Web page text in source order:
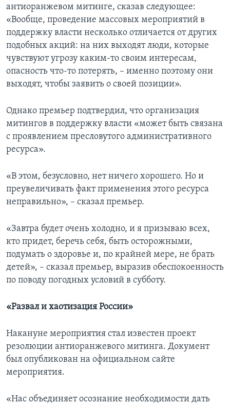
антиоранжевом митинге, сказав следующее:
«Вообще, проведение массовых мероприятий в
поддержку власти несколько отличается от других
подобных акций: на них выходят люди, которые
чувствуют угрозу каким-то своим интересам,
опасность что-то потерять, – именно поэтому они
выходят, чтобы заявить о своей позиции».
Однако премьер подтвердил, что организация
митингов в поддержку власти «может быть связана
с проявлением пресловутого административного
ресурса».
«В этом, безусловно, нет ничего хорошего. Но и
преувеличивать факт применения этого ресурса
неправильно», – сказал премьер.
«Завтра будет очень холодно, и я призываю всех,
кто придет, беречь себя, быть осторожными,
подумать о здоровье и, по крайней мере, не брать
детей», – сказал премьер, выразив обеспокоенность
по поводу погодных условий в субботу.
«Развал и хаотизация России»
Накануне мероприятия стал известен проект
резолюции антиоранжевого митинга. Документ
был опубликован на официальном сайте
мероприятия.
«Нас объединяет осознание необходимости дать